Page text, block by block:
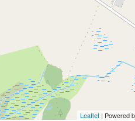
Leaflet | Powered